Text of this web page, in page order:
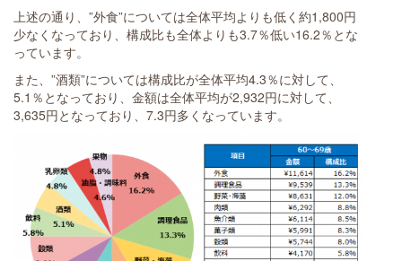
上述の通り、”外食”については全体平均よりも低く約1,800円
少なくなっており、構成比も全体よりも3.7％低い16.2％とな
っています。
また、”酒類”については構成比が全体平均4.3％に対して、
5.1％となっており、金額は全体平均が2,932円に対して、
3,635円となっており、7.3円多くなっています。